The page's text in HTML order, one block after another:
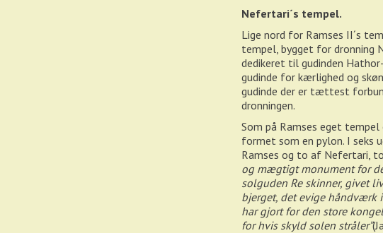
Nefertari´s tempel.
Lige nord for Ramses II´s
tempel, bygget for dronning
dedikeret til gudinden
gudinde for kærlighed og
gudinde der er tættest
dronningen.
Som på Ramses eget
formet som en pylon. I seks
Ramses og to af Nefertari,
og mægtigt monument for
solguden Re skinner, givet
bjerget, det evige håndværk
har gjort for den store
for hvis skyld solen stråler”